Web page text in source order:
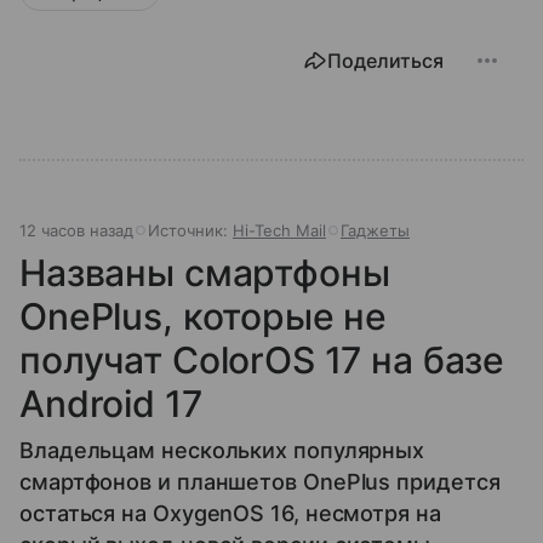
Поделиться
12 часов назад Источник: Hi-Tech Mail Гаджеты
Названы смартфоны
OnePlus, которые не
получат ColorOS 17 на базе
Android 17
Владельцам нескольких популярных
смартфонов и планшетов OnePlus придется
остаться на OxygenOS 16, несмотря на